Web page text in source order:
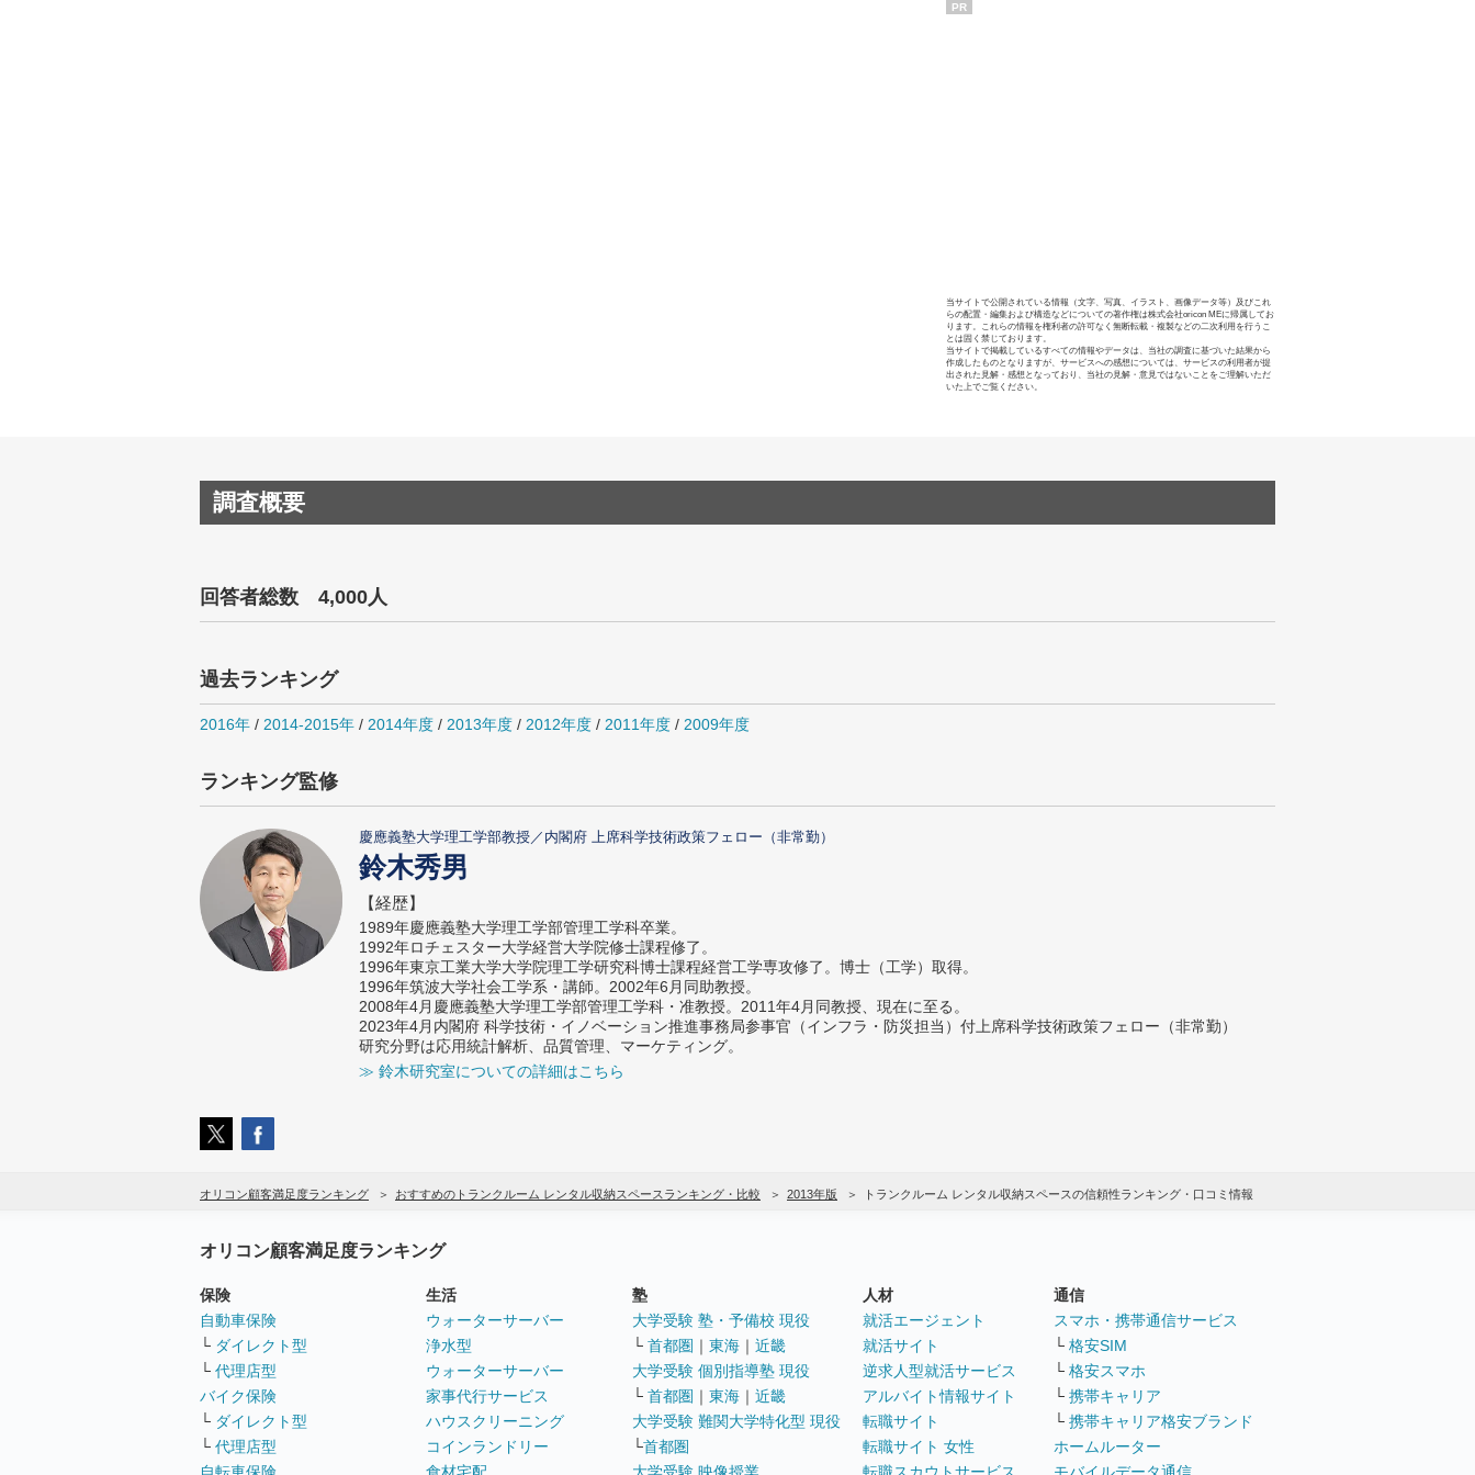
PR
当サイトで公開されている情報（文字、写真、イラスト、画像データ等）及びこれ
らの配置・編集および構造などについての著作権は株式会社oricon MEに帰属してお
ります。これらの情報を権利者の許可なく無断転載・複製などの二次利用を行うこ
とは固く禁じております。
当サイトで掲載しているすべての情報やデータは、当社の調査に基づいた結果から
作成したものとなりますが、サービスへの感想については、サービスの利用者が提
出された見解・感想となっており、当社の見解・意見ではないことをご理解いただ
いた上でご覧ください。
調査概要
回答者総数 4,000人
過去ランキング
2016年 / 2014-2015年 / 2014年度 / 2013年度 / 2012年度 / 2011年度 / 2009年度
ランキング監修
慶應義塾大学理工学部教授／内閣府 上席科学技術政策フェロー（非常勤）
鈴木秀男
【経歴】
1989年慶應義塾大学理工学部管理工学科卒業。
1992年ロチェスター大学経営大学院修士課程修了。
1996年東京工業大学大学院理工学研究科博士課程経営工学専攻修了。博士（工学）取得。
1996年筑波大学社会工学系・講師。2002年6月同助教授。
2008年4月慶應義塾大学理工学部管理工学科・准教授。2011年4月同教授、現在に至る。
2023年4月内閣府 科学技術・イノベーション推進事務局参事官（インフラ・防災担当）付上席科学技術政策フェロー（非常勤）
研究分野は応用統計解析、品質管理、マーケティング。
≫ 鈴木研究室についての詳細はこちら
オリコン顧客満足度ランキング おすすめのトランクルーム レンタル収納スペースランキング・比較 2013年版 トランクルーム レンタル収納スペースの信頼性ランキング・口コミ情報
オリコン顧客満足度ランキング
保険
自動車保険
└ ダイレクト型
└ 代理店型
バイク保険
└ ダイレクト型
└ 代理店型
生活
ウォーターサーバー
浄水型
ウォーターサーバー
家事代行サービス
ハウスクリーニング
コインランドリー
塾
大学受験 塾・予備校 現役
└ 首都圏 ｜ 東海 ｜ 近畿
大学受験 個別指導塾 現役
└ 首都圏 ｜ 東海 ｜ 近畿
大学受験 難関大学特化型 現役
└首都圏
人材
就活エージェント
就活サイト
逆求人型就活サービス
アルバイト情報サイト
転職サイト
転職サイト 女性
通信
スマホ・携帯通信サービス
└ 格安SIM
└ 格安スマホ
└ 携帯キャリア
└ 携帯キャリア格安ブランド
ホームルーター